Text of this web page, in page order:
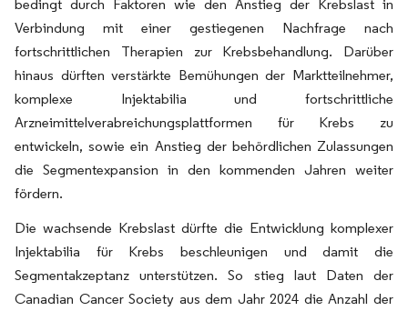
bedingt durch Faktoren wie den Anstieg der Krebslast in
Verbindung mit einer gestiegenen Nachfrage nach
fortschrittlichen Therapien zur Krebsbehandlung. Darüber
hinaus dürften verstärkte Bemühungen der Marktteilnehmer,
komplexe Injektabilia und fortschrittliche
Arzneimittelverabreichungsplattformen für Krebs zu
entwickeln, sowie ein Anstieg der behördlichen Zulassungen
die Segmentexpansion in den kommenden Jahren weiter
fördern.
Die wachsende Krebslast dürfte die Entwicklung komplexer
Injektabilia für Krebs beschleunigen und damit die
Segmentakzeptanz unterstützen. So stieg laut Daten der
Canadian Cancer Society aus dem Jahr 2024 die Anzahl der